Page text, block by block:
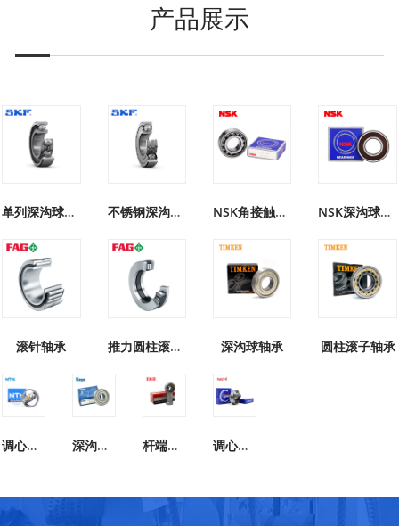
产品展示
单列深沟球轴承 不锈钢深沟球轴承 NSK角接触球轴承 NSK深沟球轴承
滚针轴承 推力圆柱滚子轴承 深沟球轴承 圆柱滚子轴承
调心滚子轴承 深沟球轴承 杆端关节轴承 调心滚子轴承